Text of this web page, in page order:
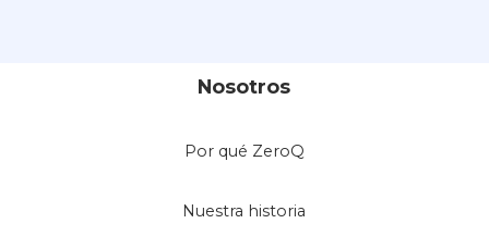
Nosotros
Por qué ZeroQ
Nuestra historia